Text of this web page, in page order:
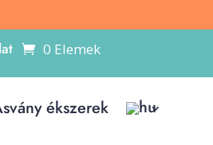
0 Elemek
ékszerek